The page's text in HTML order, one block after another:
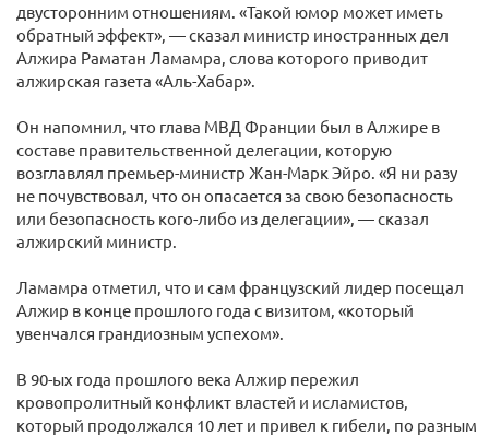
двусторонним отношениям. «Такой юмор может иметь
обратный эффект», — сказал министр иностранных дел
Алжира Раматан Ламамра, слова которого приводит
алжирская газета «Аль-Хабар».
Он напомнил, что глава МВД Франции был в Алжире в
составе правительственной делегации, которую
возглавлял премьер-министр Жан-Марк Эйро. «Я ни разу
не почувствовал, что он опасается за свою безопасность
или безопасность кого-либо из делегации», — сказал
алжирский министр.
Ламамра отметил, что и сам французский лидер посещал
Алжир в конце прошлого года с визитом, «который
увенчался грандиозным успехом».
В 90-ых года прошлого века Алжир пережил
кровопролитный конфликт властей и исламистов,
который продолжался 10 лет и привел к гибели, по разным